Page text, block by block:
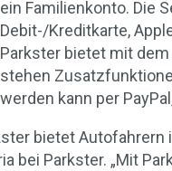
ein Familienkonto. Die
Debit-/Kreditkarte,
Parkster bietet mit
stehen
werden kann per
bietet Autofahrern
bei Parkster. „Mit